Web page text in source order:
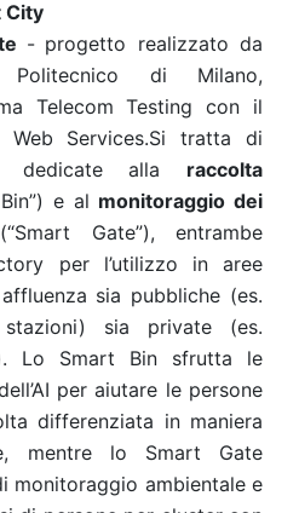
City
- progetto realizzato da
di Milano,
Telecom Testing con il
Services.Si tratta di
dedicate alla raccolta
e al monitoraggio dei
(“Smart Gate”), entrambe
per l’utilizzo in aree
sia pubbliche (es.
stazioni) sia private (es.
Lo Smart Bin sfrutta le
per aiutare le persone
differenziata in maniera
mentre lo Smart Gate
monitoraggio ambientale e